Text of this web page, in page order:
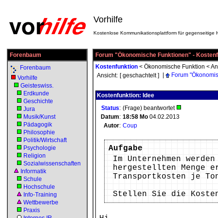
Vorhilfe
Kostenlose Kommunikationsplattform für gegenseitige
Forenbaum
Forenbaum
Vorhilfe
Geisteswiss.
Erdkunde
Geschichte
Jura
Musik/Kunst
Pädagogik
Philosophie
Politik/Wirtschaft
Psychologie
Religion
Sozialwissenschaften
Informatik
Schule
Hochschule
Info-Training
Wettbewerbe
Praxis
Forum "Ökonomische Funktionen" -
Kostenfunktion < Ökonomische Funktion <
Ansicht: [ geschachtelt ] Forum
Kostenfunktion: Idee
Status: (Frage) beantwortet
Datum: 18:58 Mo 04.02.2013
Autor: Coup
Aufgabe
Im Unternehmen
hergestellten Menge
Transportkosten je
Stellen Sie die